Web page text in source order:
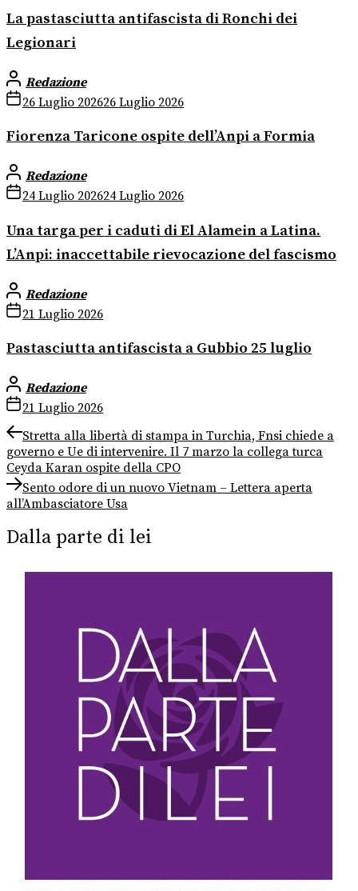
La pastasciutta antifascista di Ronchi dei
Legionari
Redazione
26 Luglio 202626 Luglio 2026
Fiorenza Taricone ospite dell’Anpi a Formia
Redazione
24 Luglio 202624 Luglio 2026
Una targa per i caduti di El Alamein a Latina.
L’Anpi: inaccettabile rievocazione del fascismo
Redazione
21 Luglio 2026
Pastasciutta antifascista a Gubbio 25 luglio
Redazione
21 Luglio 2026
Navigazione
articoli
Previous
post:
Stretta alla libertà di stampa in Turchia, Fnsi chiede a
governo e Ue di intervenire. Il 7 marzo la collega turca
Ceyda Karan ospite della CPO
Next
post:
Sento odore di un nuovo Vietnam – Lettera aperta
all’Ambasciatore Usa
Dalla parte di lei